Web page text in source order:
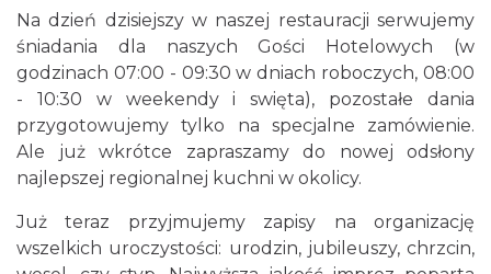
Na dzień dzisiejszy w naszej restauracji serwujemy
śniadania dla naszych Gości Hotelowych (w
godzinach 07:00 - 09:30 w dniach roboczych, 08:00
- 10:30 w weekendy i swięta), pozostałe dania
przygotowujemy tylko na specjalne zamówienie.
Ale już wkrótce zapraszamy do nowej odsłony
najlepszej regionalnej kuchni w okolicy.
Już teraz przyjmujemy zapisy na organizację
wszelkich uroczystości: urodzin, jubileuszy, chrzcin,